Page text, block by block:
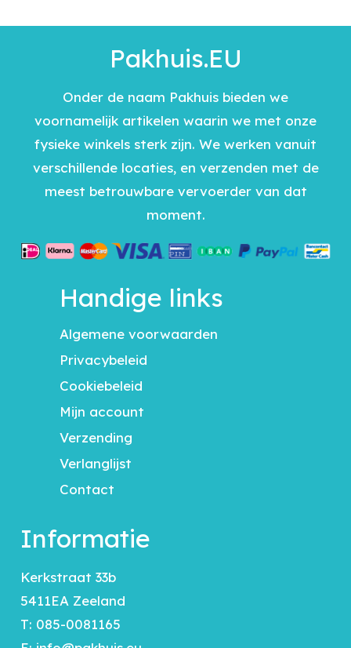
Pakhuis.EU
Onder de naam Pakhuis bieden we
voornamelijk artikelen waarin we met onze
fysieke winkels sterk zijn. We werken vanuit
verschillende locaties, en verzenden met de
meest betrouwbare vervoerder van dat
moment.
Handige links
Algemene voorwaarden
Privacybeleid
Cookiebeleid
Mijn account
Verzending
Verlanglijst
Contact
Informatie
Kerkstraat 33b
5411EA Zeeland
T: 085-0081165